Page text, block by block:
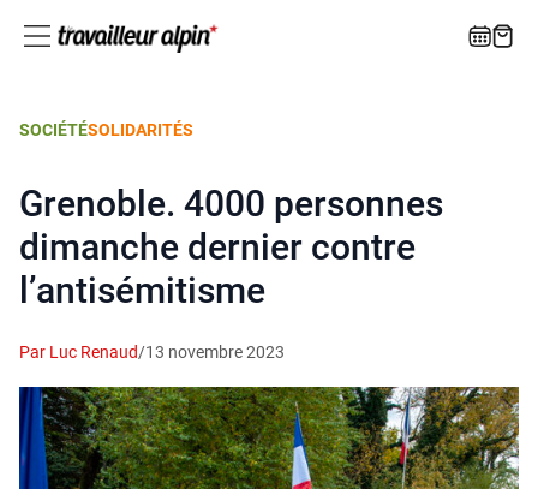
SOCIÉTÉSOLIDARITÉS
Grenoble. 4000 personnes
dimanche dernier contre
l’antisémitisme
Par Luc Renaud/13 novembre 2023